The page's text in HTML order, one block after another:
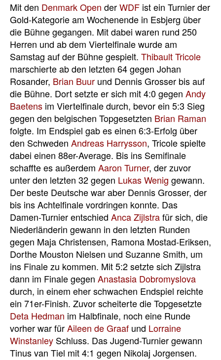
Mit den Denmark Open derWDF ist ein Turnier der
Gold-Kategorie am Wochenende in Esbjerg über
die Bühne gegangen. Mit dabei waren rund 250
Herren und ab dem Viertelfinale wurde am
Samstag auf der Bühne gespielt. Thibault Tricole
marschierte ab den letzten 64 gegen Johan
Rosander, Brian Buur und Dennis Grosser bis auf
die Bühne. Dort setzte er sich mit 4:0 gegen Andy
Baetens im Viertelfinale durch, bevor ein 5:3 Sieg
gegen den belgischen Topgesetzten Brian Raman
folgte. Im Endspiel gab es einen 6:3-Erfolg über
den Schweden Andreas Harrysson, Tricole spielte
dabei einen 88er-Average. Bis ins Semifinale
schaffte es außerdem Aaron Turner, der zuvor
unter den letzten 32 gegen Lukas Wenig gewann.
Der beste Deutsche war aber Dennis Grosser, der
bis ins Achtelfinale vordringen konnte. Das
Damen-Turnier entschied Anca Zijlstrafür sich, die
Niederländerin gewann in den letzten Runden
gegen Maja Christensen, Ramona Mostad-Eriksen,
Dorthe Mouston Nielsen und Suzanne Smith, um
ins Finale zu kommen. Mit 5:2 setzte sich Zijlstra
dann im Finale gegen Anastasia Dobromyslova
durch, in einem eher schwachen Endspiel reichte
ein 71er-Finish. Zuvor scheiterte die Topgesetzte
Deta Hedman im Halbfinale, noch eine Runde
vorher war fürAileen de Graaf und Lorraine
Winstanley Schluss. Das Jugend-Turnier gewann
Tinus van Tiel mit 4:1 gegen Nikolaj Jorgensen.